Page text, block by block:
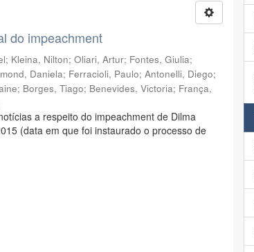
do impeachment
; Kleina, Nilton;Oliari, Artur; Fontes, Giulia;
Daniela; Ferracioli, Paulo;Antonelli, Diego;
; Borges, Tiago; Benevides, Victoria; França,
a respeito do impeachment de Dilma
(data em que foi instaurado o processo de